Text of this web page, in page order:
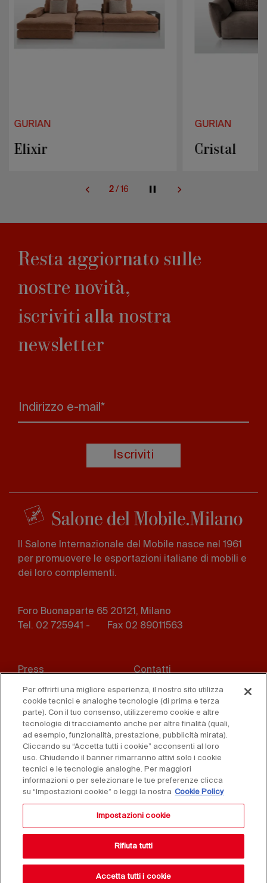
GURIAN
Cristal
GURIAN
Blob
2 / 16
Resta aggiornato sulle
nostre novità,
iscriviti alla nostra
newsletter
Indirizzo e-mail*
Iscriviti
Il Salone Internazionale del Mobile nasce nel 1961
per promuovere le esportazioni italiane di mobili e
dei loro complementi.
Foro Buonaparte 65 20121, Milano
Tel. 02 725941 -
Fax 02 89011563
menu
Press Contatti
Whistleblowing Privacy
Disclaimer D. Lgs. 231/01
Cookies Condizioni di vendita
accessibilità
Per offrirti una migliore esperienza, il nostro sito utilizza
cookie tecnici e analoghe tecnologie (di prima e terza
parte). Con il tuo consenso, utilizzeremo cookie e altre
tecnologie di tracciamento anche per altre finalità (quali,
ad esempio, funzionalità, prestazione, pubblicità mirata).
Cliccando su “Accetta tutti i cookie” acconsenti al loro
uso. Chiudendo il banner rimarranno attivi solo i cookie
tecnici e le tecnologie analoghe. Per maggiori
informazioni o per selezionare le tue preferenze clicca
su “Impostazioni cookie” o leggi la nostra Cookie Policy
Impostazioni cookie
Rifiuta tutti
Accetta tutti i cookie